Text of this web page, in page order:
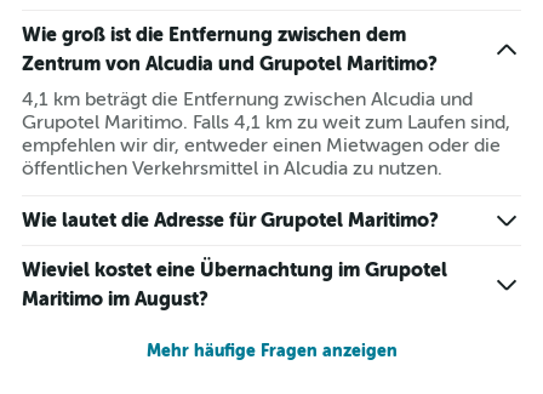
Wie groß ist die Entfernung zwischen dem
Zentrum von Alcudia und Grupotel Maritimo?
4,1 km beträgt die Entfernung zwischen Alcudia und
Grupotel Maritimo. Falls 4,1 km zu weit zum Laufen sind,
empfehlen wir dir, entweder einen Mietwagen oder die
öffentlichen Verkehrsmittel in Alcudia zu nutzen.
Wie lautet die Adresse für Grupotel Maritimo?
Wieviel kostet eine Übernachtung im Grupotel
Maritimo im August?
Mehr häufige Fragen anzeigen